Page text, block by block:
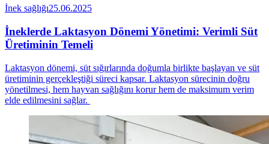
İnek sağlığı25.06.2025
İneklerde Laktasyon Dönemi Yönetimi: Verimli Süt
Üretiminin Temeli
Laktasyon dönemi, süt sığırlarında doğumla birlikte başlayan ve süt
üretiminin gerçekleştiği süreci kapsar. Laktasyon sürecinin doğru
yönetilmesi, hem hayvan sağlığını korur hem de maksimum verim
elde edilmesini sağlar.